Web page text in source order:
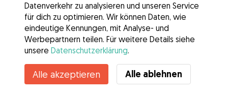
Datenverkehr zu analysieren und unseren Service
für dich zu optimieren. Wir können Daten, wie
eindeutige Kennungen, mit Analyse- und
Werbepartnern teilen. Für weitere Details siehe
unsere Datenschutzerklärung.
Alle akzeptieren Alle ablehnen